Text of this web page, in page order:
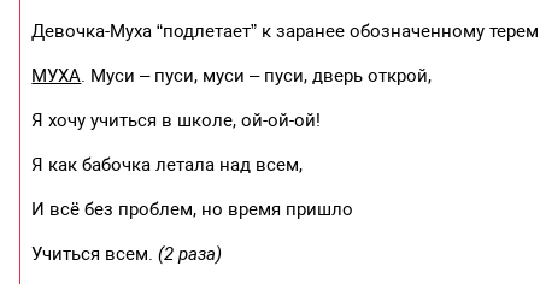
Девочка-Муха “подлетает” к заранее обозначенному
МУХА. Муси – пуси, муси – пуси, дверь открой,
Я хочу учиться в школе, ой-ой-ой!
Я как бабочка летала над всем,
И всё без проблем, но время пришло
Учиться всем.(2 раза)